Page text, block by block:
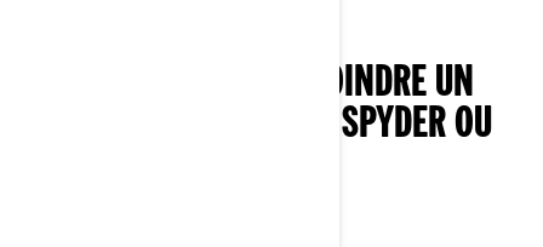
TROIS RAISONS DE REJOINDRE UN
COMMUNAUTÉ CAN-AM SPYDER OU